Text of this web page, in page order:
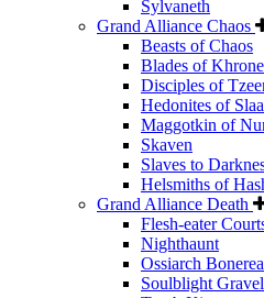
Sylvaneth
Grand Alliance Chaos
Beasts of Chaos
Blades of Khrone
Disciples of
Hedonites of
Maggotkin of
Skaven
Slaves to
Helsmiths of
Grand Alliance Death
Flesh-eater
Nighthaunt
Ossiarch
Soulblight